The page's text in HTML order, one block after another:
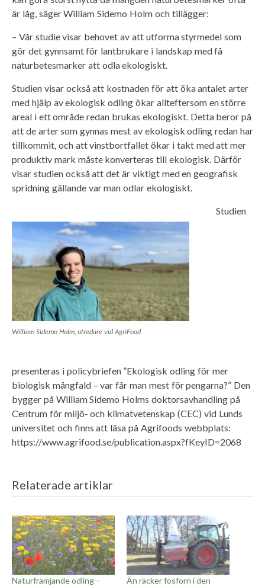
är låg, säger William Sidemo Holm och tillägger:
– Vår studie visar behovet av att utforma styrmedel som
gör det gynnsamt för lantbrukare i landskap med få
naturbetesmarker att odla ekologiskt.
Studien visar också att kostnaden för att öka antalet arter
med hjälp av ekologisk odling ökar allteftersom en större
areal i ett område redan brukas ekologiskt. Detta beror på
att de arter som gynnas mest av ekologisk odling redan har
tillkommit, och att vinstbortfallet ökar i takt med att mer
produktiv mark måste konverteras till ekologisk. Därför
visar studien också att det är viktigt med en geografisk
spridning gällande var man odlar ekologiskt.
William Sidemo Holm, utredare vid AgriFood
Studien
presenteras i policybriefen ”Ekologisk odling för mer
biologisk mångfald – var får man mest för pengarna?” Den
bygger på William Sidemo Holms doktorsavhandling på
Centrum för miljö- och klimatvetenskap (CEC) vid Lunds
universitet och finns att läsa på Agrifoods webbplats:
https://www.agrifood.se/publication.aspx?fKeyID=2068
Relaterade artiklar
Naturfrämjande odling –
Än räcker fosforn i den